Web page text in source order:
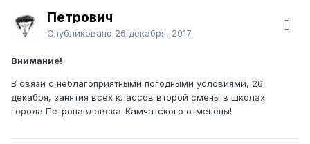
Петрович
Опубликовано 26 декабря, 2017
Внимание!
В связи с неблагоприятными погодными условиями, 26
декабря, занятия всех классов второй смены в школах
города Петропавловска-Камчатского отменены!